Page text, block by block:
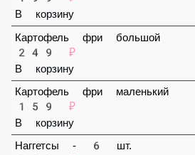
199 ₽
В корзину
Картофель фри большой
249 ₽
В корзину
Картофель фри маленький
159 ₽
В корзину